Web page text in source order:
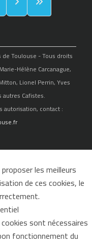
Toulouse - Tous droits
Hélène Carcanague,
Lionel Perrin, Yves
Cafistes.
autorisation, contact :
les meilleurs
de ces cookies, le
sont nécessaires
fonctionnement du